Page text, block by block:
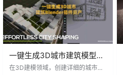
一键生成3D城市建筑模型
Blender插件资产预设ICity
在3D建模领域，创建详细的城市景